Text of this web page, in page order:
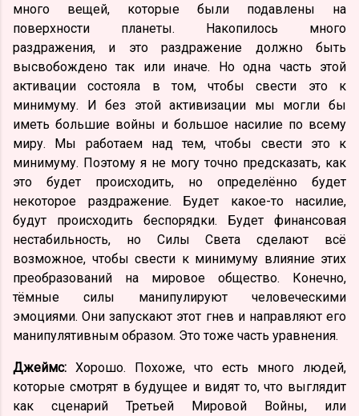
много вещей, которые были подавлены на
поверхности планеты. Накопилось много
раздражения, и это раздражение должно быть
высвобождено так или иначе. Но одна часть этой
активации состояла в том, чтобы свести это к
минимуму. И без этой активизации мы могли бы
иметь большие войны и большое насилие по всему
миру. Мы работаем над тем, чтобы свести это к
минимуму. Поэтому я не могу точно предсказать, как
это будет происходить, но определённо будет
некоторое раздражение. Будет какое-то насилие,
будут происходить беспорядки. Будет финансовая
нестабильность, но Силы Света сделают всё
возможное, чтобы свести к минимуму влияние этих
преобразований на мировое общество. Конечно,
тёмные силы манипулируют человеческими
эмоциями. Они запускают этот гнев и направляют его
манипулятивным образом. Это тоже часть уравнения.
Джеймс: Хорошо. Похоже, что есть много людей,
которые смотрят в будущее и видят то, что выглядит
как сценарий Третьей Мировой Войны, или